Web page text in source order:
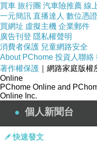
買車 旅行團 汽車險推薦 線
一元簡訊 直播達人 數位憑證
買網址 虛擬主機 企業郵件
廣告刊登 隱私權聲明
消費者保護 兒童網路安全
About PChome 投資人聯絡
著作權保護 ｜網路家庭版
Online
PChome Online and
Online Inc.
個人新聞台
快速發文